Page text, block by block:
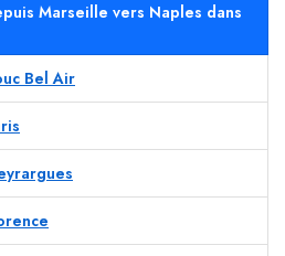
Marseille vers Naples dans
Bel Air